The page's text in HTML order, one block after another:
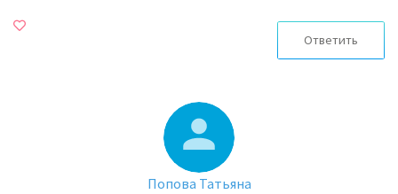
Ответить
Попова Татьяна